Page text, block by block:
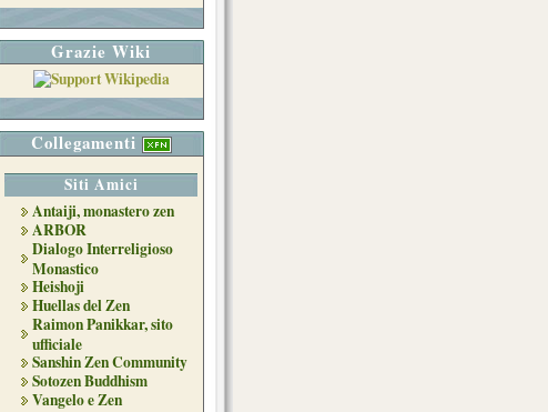
Grazie Wiki
Collegamenti
Siti Amici
Antaiji, monastero zen
ARBOR
Dialogo Interreligioso
Monastico
Heishoji
Huellas del Zen
Raimon Panikkar, sito
ufficiale
Sanshin Zen Community
Sotozen Buddhism
Vangelo e Zen